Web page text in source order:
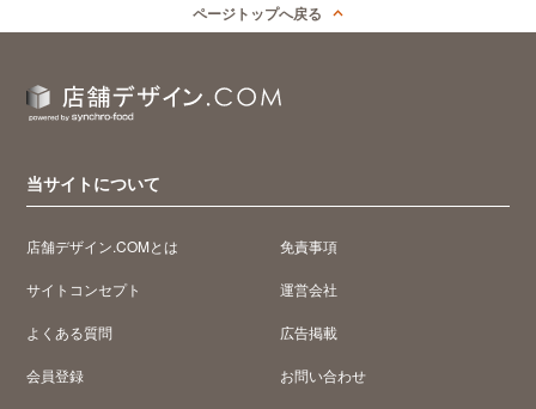
ページトップへ戻る
当サイトについて
店舗デザイン.COMとは
サイトコンセプト
よくある質問
会員登録
免責事項
運営会社
広告掲載
お問い合わせ